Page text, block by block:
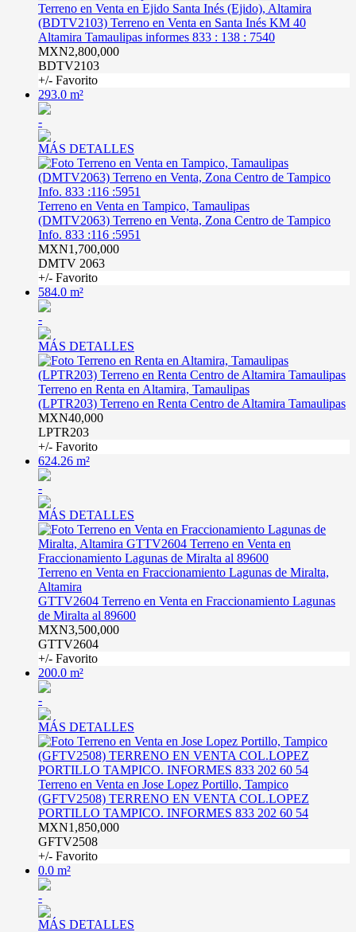
Terreno en Venta en Ejido Santa Inés (Ejido), Altamira
(BDTV2103) Terreno en Venta en Santa Inés KM 40
Altamira Tamaulipas informes 833 : 138 : 7540
MXN2,800,000
BDTV2103
+/- Favorito
293.0 m²
-
MÁS DETALLES
Terreno en Venta en Tampico, Tamaulipas
(DMTV2063) Terreno en Venta, Zona Centro de Tampico
Info. 833 :116 :5951
MXN1,700,000
DMTV 2063
+/- Favorito
584.0 m²
-
MÁS DETALLES
Terreno en Renta en Altamira, Tamaulipas
(LPTR203) Terreno en Renta Centro de Altamira Tamaulipas
MXN40,000
LPTR203
+/- Favorito
624.26 m²
-
MÁS DETALLES
Terreno en Venta en Fraccionamiento Lagunas de Miralta,
Altamira
GTTV2604 Terreno en Venta en Fraccionamiento Lagunas
de Miralta al 89600
MXN3,500,000
GTTV2604
+/- Favorito
200.0 m²
-
MÁS DETALLES
Terreno en Venta en Jose Lopez Portillo, Tampico
(GFTV2508) TERRENO EN VENTA COL.LOPEZ
PORTILLO TAMPICO. INFORMES 833 202 60 54
MXN1,850,000
GFTV2508
+/- Favorito
0.0 m²
-
MÁS DETALLES